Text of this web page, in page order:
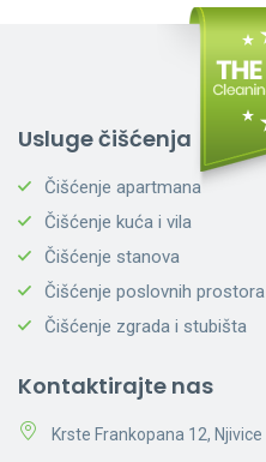
Usluge čišćenja
Čišćenje apartmana
Čišćenje kuća i vila
Čišćenje stanova
Čišćenje poslovnih prostora
Čišćenje zgrada i stubišta
Kontaktirajte nas
Krste Frankopana 12, Njivice